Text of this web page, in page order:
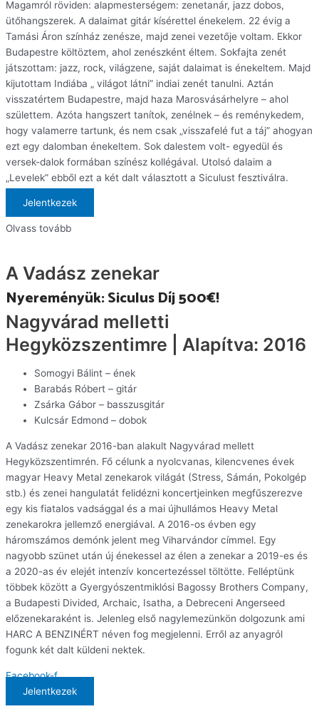
Magamról röviden: alapmesterségem: zenetanár, jazz dobos,
ütőhangszerek. A dalaimat gitár kísérettel énekelem. 22 évig a
Tamási Áron színház zenésze, majd zenei vezetője voltam. Ekkor
Budapestre költöztem, ahol zenészként éltem. Sokfajta zenét
játszottam: jazz, rock, világzene, saját dalaimat is énekeltem. Majd
kijutottam Indiába „ világot látni” indiai zenét tanulni. Aztán
visszatértem Budapestre, majd haza Marosvásárhelyre – ahol
születtem. Azóta hangszert tanítok, zenélnek – és reménykedem,
hogy valamerre tartunk, és nem csak „visszafelé fut a táj” ahogyan
ezt egy dalomban énekeltem. Sok dalestem volt- egyedül és
versek-dalok formában színész kollégával. Utolsó dalaim a
„Levelek” ebből ezt a két dalt választott a Siculust fesztiválra.
Jelentkezek
Olvass tovább
A Vadász zenekar
Nyereményük: Siculus Díj 500€!
Nagyvárad melletti
Hegyközszentimre | Alapítva: 2016
Somogyi Bálint – ének
Barabás Róbert – gitár
Zsárka Gábor – basszusgitár
Kulcsár Edmond – dobok
A Vadász zenekar 2016-ban alakult Nagyvárad mellett
Hegyközszentimrén. Fő célunk a nyolcvanas, kilencvenes évek
magyar Heavy Metal zenekarok világát (Stress, Sámán, Pokolgép
stb.) és zenei hangulatát felidézni koncertjeinken megfűszerezve
egy kis fiatalos vadsággal és a mai újhullámos Heavy Metal
zenekarokra jellemző energiával. A 2016-os évben egy
háromszámos demónk jelent meg Viharvándor címmel. Egy
nagyobb szünet után új énekessel az élen a zenekar a 2019-es és
a 2020-as év elejét intenzív koncertezéssel töltötte. Felléptünk
többek között a Gyergyószentmiklósi Bagossy Brothers Company,
a Budapesti Divided, Archaic, Isatha, a Debreceni Angerseed
előzenekaraként is. Jelenleg első nagylemezünkön dolgozunk ami
HARC A BENZINÉRT néven fog megjelenni. Erről az anyagról
fogunk két dalt küldeni nektek.
Facebook-f
Jelentkezek